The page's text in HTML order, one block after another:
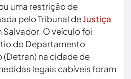
uma restrição de
pelo Tribunal deJustiça
Salvador. O veículo foi
do Departamento
(Detran) na cidade de
legais cabíveis foram